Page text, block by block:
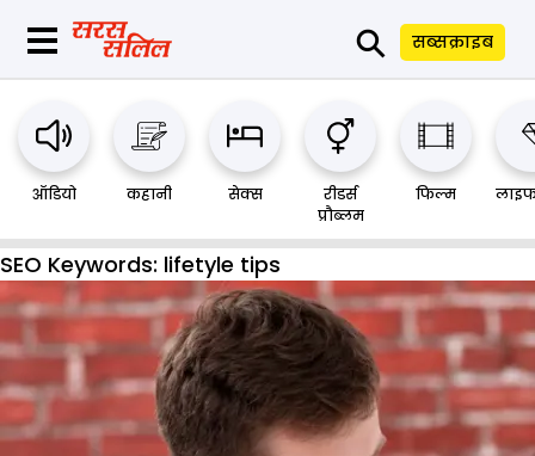
⚲ सब्सक्राइब
ऑडियो कहानी सेक्स
रीडर्स
प्रौब्लम
फिल्म
SEO Keywords: lifetyle tips